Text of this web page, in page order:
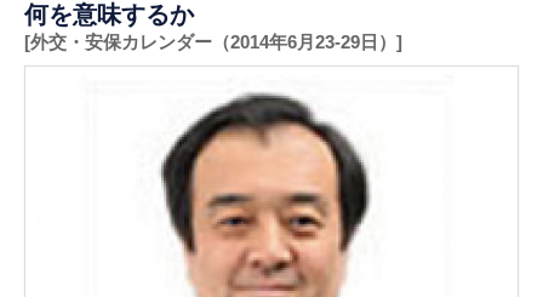
何を意味するか
[外交・安保カレンダー（2014年6月23-29日）]